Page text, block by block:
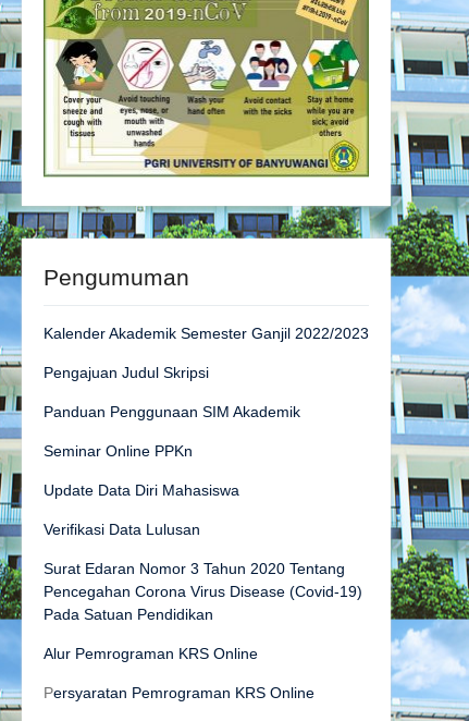
Pengumuman
Kalender Akademik Semester Ganjil 2022/2023
Pengajuan Judul Skripsi
Panduan Penggunaan SIM Akademik
Seminar Online PPKn
Update Data Diri Mahasiswa
Verifikasi Data Lulusan
Surat Edaran Nomor 3 Tahun 2020 Tentang
Pencegahan Corona Virus Disease (Covid-19)
Pada Satuan Pendidikan
Alur Pemrograman KRS Online
Persyaratan Pemrograman KRS Online